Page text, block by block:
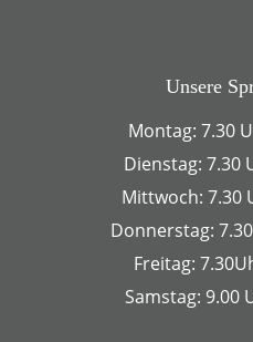
Unsere
Montag: 7.30
Dienstag: 7.30
Mittwoch: 7.30
Donnerstag:
Freitag:
Samstag: 9.00